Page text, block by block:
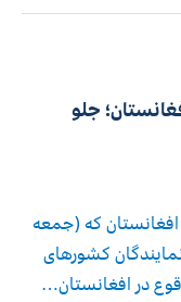
جلو
که (جمعه
نمایندگان کشورهای
در افغانستان…